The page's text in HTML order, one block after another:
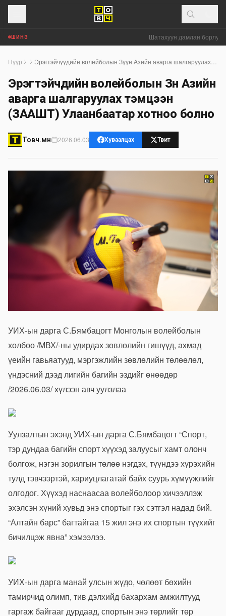
ШИНЭ Шатахуун дамлан
Нүүр
Эрэгтэйчүүдийн волейболын Зүүн Азийн
аварга шалгаруулах тэмцээн
(ЗААШТ) Улаанбаатар хотноо болно
Товч.мн 2026.06.03 Хуваалцах Твит
УИХ-ын дарга С.Бямбацогт Монголын волейболын
холбоо /МВХ/-ны удирдах зөвлөлийн гишүүд, ахмад
үеийн гавьяатууд, мэргэжлийн зөвлөлийн төлөөлөл,
үндэсний дээд лигийн багийн эздийг өнөөдөр
/2026.06.03/ хүлээн авч уулзлаа
Уулзалтын эхэнд УИХ-ын дарга С.Бямбацогт “Спорт,
тэр дундаа багийн спорт хүүхэд залуусыг хамт олонч
болгож, нэгэн зорилгын төлөө нэгдэх, түүндээ хүрэхийн
тулд тэвчээртэй, хариуцлагатай байх суурь хүмүүжлийг
олгодог. Хүүхэд наснаасаа волейболоор хичээллэж
эхэлсэн хүний хувьд энэ спортыг гэх сэтгэл надад бий.
“Алтайн барс” багтайгаа 15 жил энэ их спортын түүхийг
бичилцэж явна” хэмээлээ.
УИХ-ын дарга манай улсын жүдо, чөлөөт бөхийн
тамирчид олимп, тив дэлхийд бахархам амжилтууд
гаргаж байгааг дурдаад, спортын энэ төрлийг төр